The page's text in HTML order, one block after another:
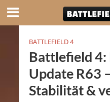
BATTLEFIELD 4
Battlefield 4:
Update R63
Stabilität &